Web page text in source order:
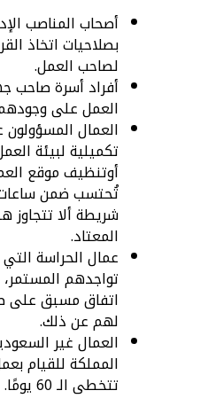
أصحاب المناصب
بصلاحيات اتخاذ
لصاحب العمل.
أفراد أسرة صاحب
العمل على
العمال
تكميلية لبيئة
أوتنظيف موقع
تُحتسب ضمن ساعات
شريطة ألا تتجاوز
المعتاد.
عمال الحراسة
تواجدهم
اتفاق مسبق على
لهم عن ذلك.
العمال غير
المملكة للقيام
تتخطى الـ 60 يومًا.